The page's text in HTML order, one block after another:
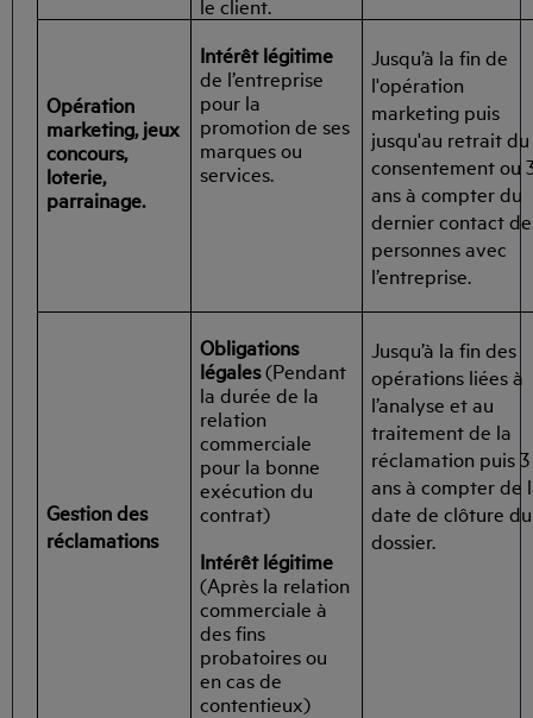
le client.
Opération
marketing, jeux
concours,
loterie,
parrainage.
Intérêt légitime
de l’entreprise
pour la
promotion de ses
marques ou
services.
Jusqu’à la fin de
l'opération
marketing puis
jusqu'au retrait du
consentement ou
ans à compter du
dernier contact
personnes avec
l’entreprise.
Gestion des
réclamations
Obligations
légales(Pendant
la durée de la
relation
commerciale
pour la bonne
exécution du
contrat)
Intérêt légitime
(Après la relation
commerciale à
des fins
probatoires ou
en cas de
contentieux)
Jusqu’à la fin des
opérations liées à
l’analyse et au
traitement de la
réclamation puis 3
ans à compter de
date de clôture du
dossier.